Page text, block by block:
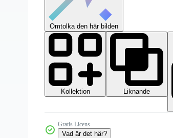
Omtolka den här bilden
Kollektion
Liknande
Gratis Licens
Vad är det här?